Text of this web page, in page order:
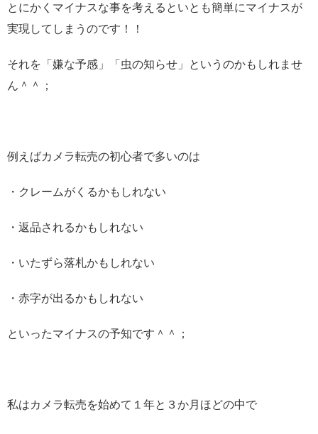
とにかくマイナスな事を考えるといとも簡単にマイナスが
実現してしまうのです！！
それを「嫌な予感」「虫の知らせ」というのかもしれませ
ん＾＾；
例えばカメラ転売の初心者で多いのは
・クレームがくるかもしれない
・返品されるかもしれない
・いたずら落札かもしれない
・赤字が出るかもしれない
といったマイナスの予知です＾＾；
私はカメラ転売を始めて１年と３か月ほどの中で